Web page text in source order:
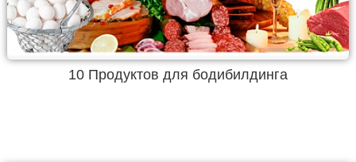
10 Продуктов для бодибилдинга